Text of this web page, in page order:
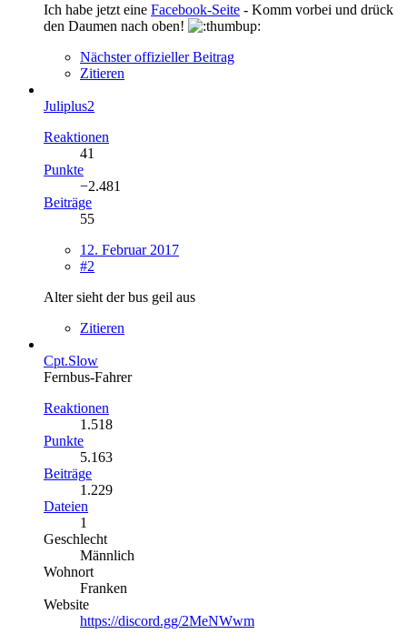
Ich habe jetzt eine Facebook-Seite - Komm vorbei und drück
den Daumen nach oben!
Nächster offizieller Beitrag
Zitieren
Juliplus2
Reaktionen
41
Punkte
−2.481
Beiträge
55
12. Februar 2017
#2
Alter sieht der bus geil aus
Zitieren
Cpt.Slow
Fernbus-Fahrer
Reaktionen
1.518
Punkte
5.163
Beiträge
1.229
Dateien
1
Geschlecht
Männlich
Wohnort
Franken
Website
https://discord.gg/2MeNWwm